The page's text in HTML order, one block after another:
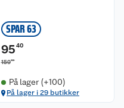
SPAR 63
95 40
15900
På lager (+100)
På lager i 29 butikker